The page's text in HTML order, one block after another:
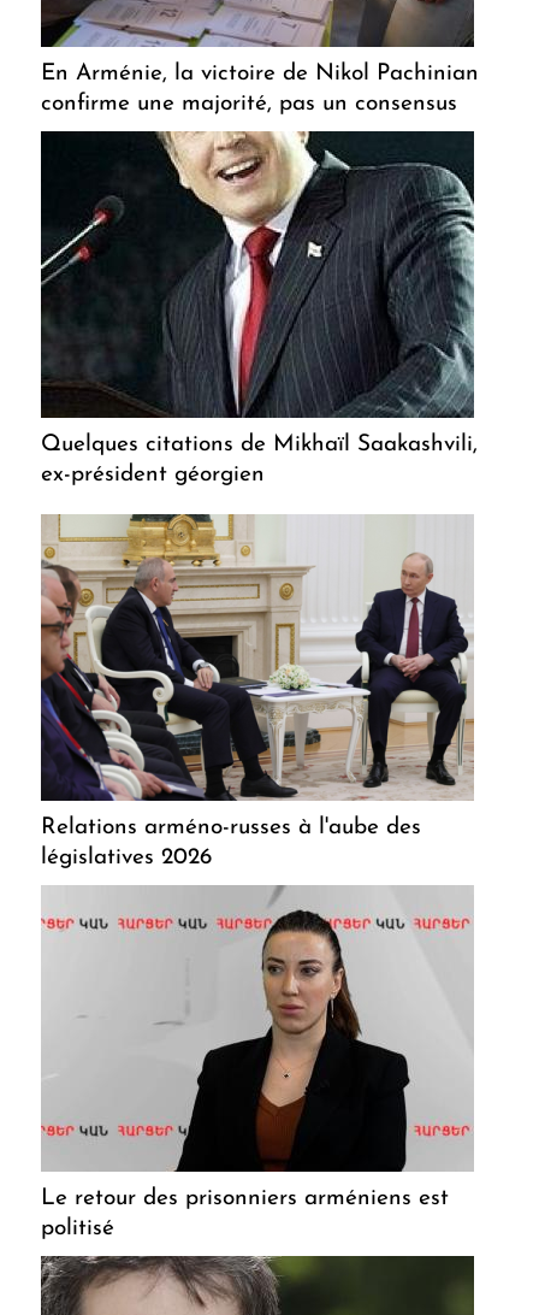
En Arménie, la victoire de Nikol Pachinian
confirme une majorité, pas un consensus
Quelques citations de Mikhaïl Saakashvili,
ex-président géorgien
Relations arméno-russes à l'aube des
législatives 2026
Le retour des prisonniers arméniens est
politisé